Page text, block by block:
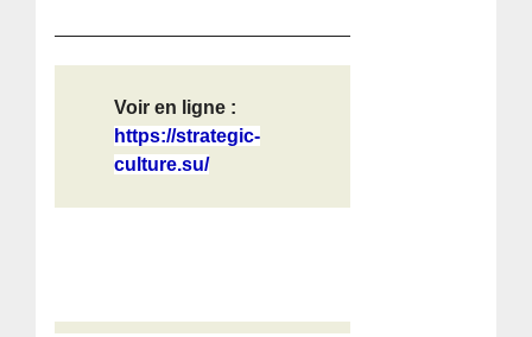
Voir en ligne :
https://strategic-
culture.su/